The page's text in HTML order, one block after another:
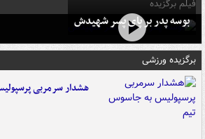
فیلم برگزیده
بوسه‌ پدر بر پای پسر شهیدش
برگزیده ورزشی
هشدار سرمربی